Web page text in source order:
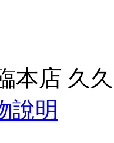
本店 久
說明